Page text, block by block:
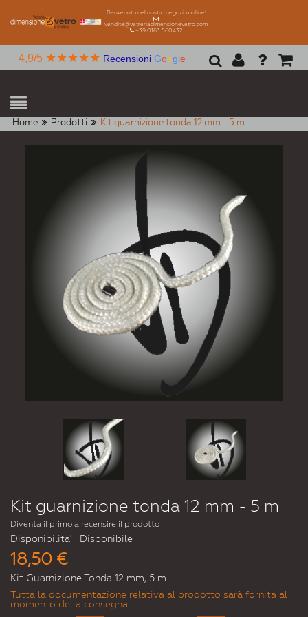
Benvenuto nel nostro negozio online!
vendite@vetreriadimensionevetro.com
+39 0163 560432
4,9/5 ★★★★★ Recensioni Google
Home Prodotti Kit guarnizione tonda 12 mm - 5 m
Kit guarnizione tonda 12 mm - 5 m
Diventa il primo a recensire il prodotto
Disponibilita' Disponibile
18,50 €
Kit Guarnizione Tonda 12 mm, 5 m
Tutta la documentazione relativa al prodotto sarà fornita al
momento della consegna